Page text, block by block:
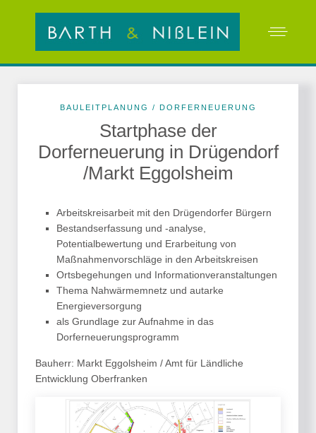
BAULEITPLANUNG / DORFERNEUERUNG
Startphase der
Dorferneuerung in Drügendorf
/Markt Eggolsheim
Arbeitskreisarbeit mit den Drügendorfer Bürgern
Bestandserfassung und -analyse,
Potentialbewertung und Erarbeitung von
Maßnahmenvorschläge in den Arbeitskreisen
Ortsbegehungen und Informationveranstaltungen
Thema Nahwärmemnetz und autarke
Energieversorgung
als Grundlage zur Aufnahme in das
Dorferneuerungsprogramm
Bauherr: Markt Eggolsheim / Amt für Ländliche
Entwicklung Oberfranken